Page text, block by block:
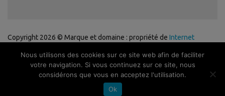
Copyright 2026 © Marque et domaine : propriété de Internet
Politique de confidentialité -Avertissement -Publicité -Contact
Newsletter
Nous utilisons des cookies sur ce site web afin de faciliter
votre navigation. Si vous continuez sur ce site, nous
considérons que vous en acceptez l'utilisation.
Ok